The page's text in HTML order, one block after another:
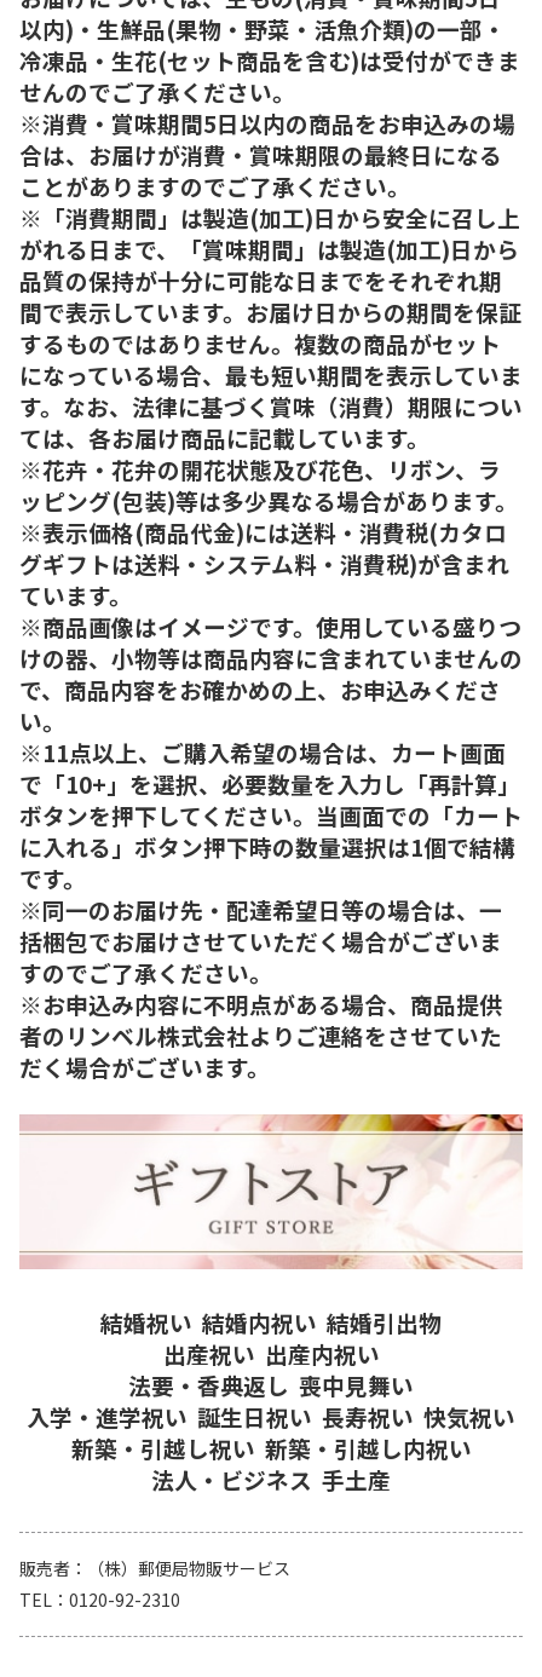
以内)・生鮮品(果物・野菜・活魚介類)の一部・
冷凍品・生花(セット商品を含む)は受付ができま
せんのでご了承ください。
※消費・賞味期間5日以内の商品をお申込みの場
合は、お届けが消費・賞味期限の最終日になる
ことがありますのでご了承ください。
※「消費期間」は製造(加工)日から安全に召し上
がれる日まで、「賞味期間」は製造(加工)日から
品質の保持が十分に可能な日までをそれぞれ期
間で表示しています。お届け日からの期間を保証
するものではありません。複数の商品がセット
になっている場合、最も短い期間を表示していま
す。なお、法律に基づく賞味（消費）期限につい
ては、各お届け商品に記載しています。
※花卉・花弁の開花状態及び花色、リボン、ラ
ッピング(包装)等は多少異なる場合があります。
※表示価格(商品代金)には送料・消費税(カタロ
グギフトは送料・システム料・消費税)が含まれ
ています。
※商品画像はイメージです。使用している盛りつ
けの器、小物等は商品内容に含まれていませんの
で、商品内容をお確かめの上、お申込みくださ
い。
※11点以上、ご購入希望の場合は、カート画面
で「10+」を選択、必要数量を入力し「再計算」
ボタンを押下してください。当画面での「カート
に入れる」ボタン押下時の数量選択は1個で結構
です。
※同一のお届け先・配達希望日等の場合は、一
括梱包でお届けさせていただく場合がございま
すのでご了承ください。
※お申込み内容に不明点がある場合、商品提供
者のリンベル株式会社よりご連絡をさせていた
だく場合がございます。
結婚祝い 結婚内祝い 結婚引出物
出産祝い 出産内祝い
法要・香典返し 喪中見舞い
入学・進学祝い 誕生日祝い 長寿祝い 快気祝い
新築・引越し祝い 新築・引越し内祝い
法人・ビジネス 手土産
販売者
（株）郵便局物販サービス
TEL
0120-92-2310